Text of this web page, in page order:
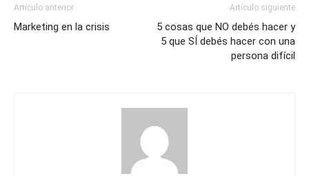
Artículo anterior
Marketing en la crisis
Artículo siguiente
5 cosas que NO debés hacer y
5 que SÍ debés hacer con una
persona difícil